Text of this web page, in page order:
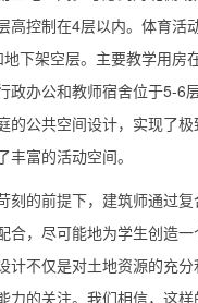
高控制在4层以内。体育活
下架空层。主要教学用房
政办公和教师宿舍位于5-6
的公共空间设计，实现了
富的活动空间。
刻的前提下，建筑师通过
合，尽可能地为学生创造
计不仅是对土地资源的充
力的关注。我们相信，这